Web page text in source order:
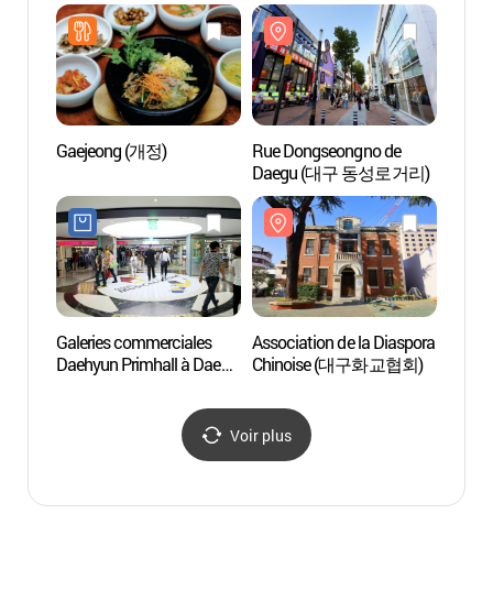
Gaejeong (개정)
Rue Dongseongno de
Daegu (대구 동성로거리)
Galeries commerciales
Daehyun Primhall à Daegu
Association de la Diaspora
Chinoise (대구화교협회)
Voir plus